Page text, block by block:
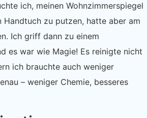
ich, meinen Wohnzimmerspiegel
Handtuch zu putzen, hatte aber am
Ich griff dann zu einem
es war wie Magie! Es reinigte nicht
ich brauchte auch weniger
– weniger Chemie, besseres